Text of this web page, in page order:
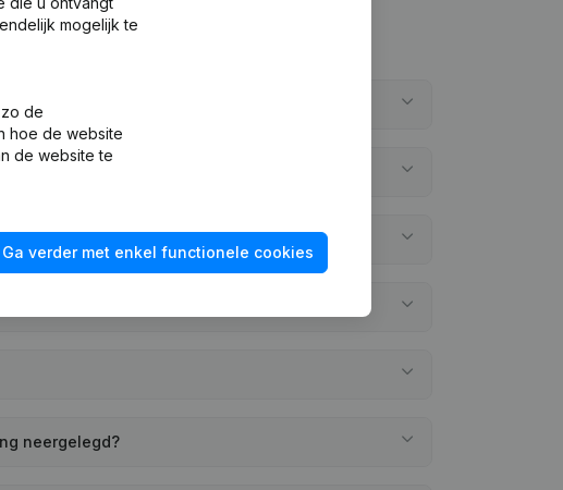
neergelegd?
mogelijk te
de
hoe de website
de website te
Ga verder met enkel functionele cookies